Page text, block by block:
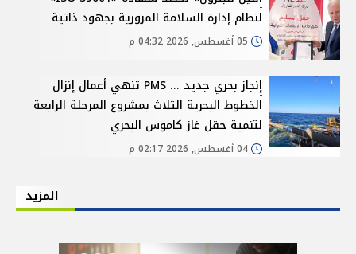
لنظام إدارة السلامة المرورية بجهود ذاتية
إنجاز بحري جديد ... PMS تنهي أعمال إنزال
الخطوط البحرية الثلاث بمشروع المرحلة الرابعة
لتنمية حقل غاز كاموس البحري
المزيد